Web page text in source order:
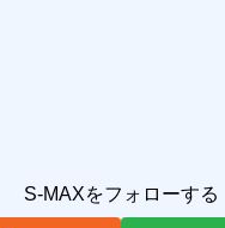
S-MAXをフォローする